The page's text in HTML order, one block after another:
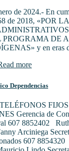
de 2024.- En
de 2018, «POR
DE
y en eras
more
Dependencias
Gerencia de
607 8852402
Arciniega
607